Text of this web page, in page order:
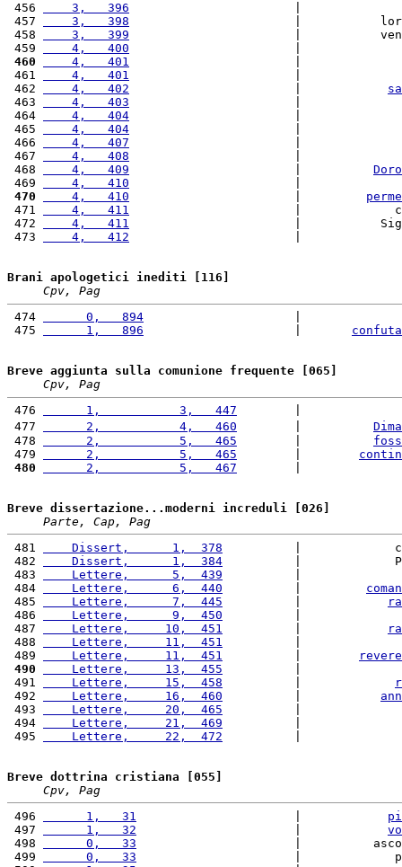
456
    3,   396
457
    3,   398
|
458
    3,   399
|
459
    4,   400
460
    4,   401
461
    4,   401
462
    4,   402
463
    4,   403
464
    4,   404
465
    4,   404
466
    4,   407
467
    4,   408
468
    4,   409
469
    4,   410
470
    4,   410
471
    4,   411
|
472
    4,   411
|
473
    4,   412
Brani apologetici inediti [116]
Cpv, Pag
474
      0,   894
475
      1,   896
Breve aggiunta sulla comunione frequente [065]
Cpv, Pag
476
      1,           3,   447
477
      2,           4,   460
478
      2,           5,   465
479
      2,           5,   465
480
      2,           5,   467
Breve dissertazione...moderni increduli [026]
Parte, Cap, Pag
481
    Dissert,      1,  378
|
482
    Dissert,      1,  384
|
483
    Lettere,      5,  439
484
    Lettere,      6,  440
485
    Lettere,      7,  445
486
    Lettere,      9,  450
487
    Lettere,     10,  451
488
    Lettere,     11,  451
489
    Lettere,     11,  451
490
    Lettere,     13,  455
491
    Lettere,     15,  458
492
    Lettere,     16,  460
493
    Lettere,     20,  465
494
    Lettere,     21,  469
495
    Lettere,     22,  472
Breve dottrina cristiana [055]
Cpv, Pag
496
      1,   31
497
      1,   32
498
      0,   33
|
499
      0,   33
|